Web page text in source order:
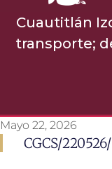
Cuautitlán
transporte;
Mayo 22, 2026
CGCS/220526/